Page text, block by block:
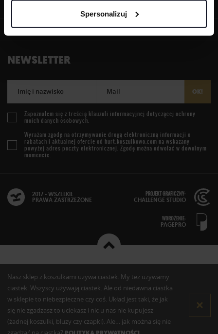
Spersonalizuj
INFORMACJE
NEWSLETTER
Imię i nazwisko Mail OK!
Zapoznałem się z treścią klauzuli informacyjnej dotyczącej ochrony
moich danych osobowych.
Wyrażam zgodę na otrzymywanie drogą elektroniczną informacji o
rabatach i aktualnej ofercie od hurt.koszulkowo.com na wskazany
powyżej adres poczty elektronicznej. Zgodę można odwołać w dowolnym
momencie.
2017 - WSZELKIE
PRAWA ZASTRZEŻONE
PROJEKT GRAFICZNY:
CHALLENGE STUDIO
WDROŻENIE:
PAGEPRO
Nasz sklep z koszulkami używa ciastek. My też używamy
ciastek. Wszyscy używają ciastek. Ale od niedawna ciastka
w sklepie to niebezpieczne czy coś. Układ jest taki, że jak
się nie zgadzasz to uciekasz i nic u nas nie kupujesz
(żadnej koszulki, bluzy czy czapki). Ale… jak można się nie